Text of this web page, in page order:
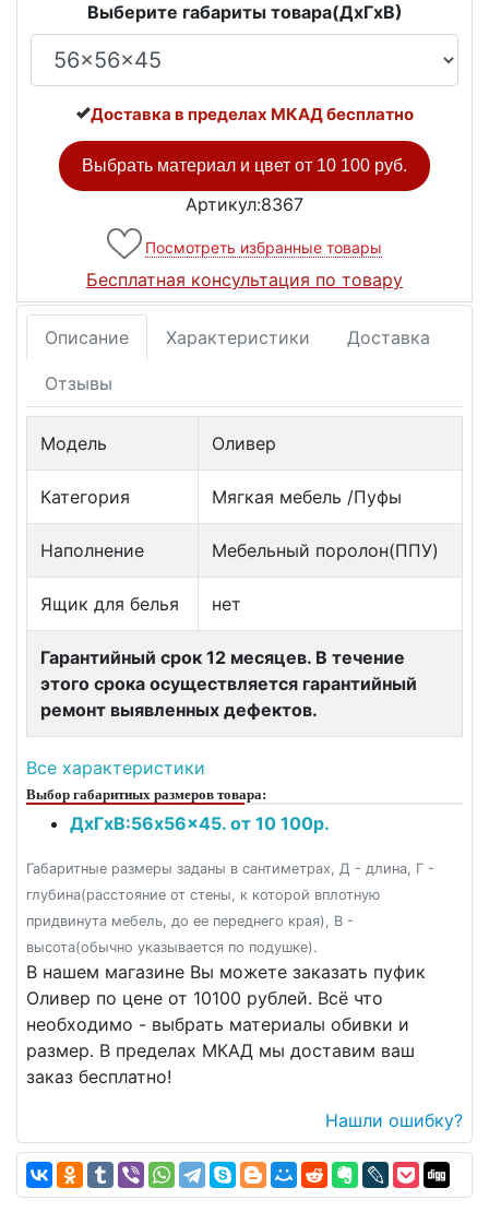
Выберите габариты товара(ДxГxВ)
Доставка в пределах МКАД бесплатно
Выбрать материал и цвет от 10 100 руб.
Артикул:8367
Посмотреть избранные товары
Бесплатная консультация по товару
Описание Характеристики Доставка
Отзывы
Модель Оливер
Категория Мягкая мебель /Пуфы
Наполнение Мебельный поролон(ППУ)
Ящик для белья нет
Гарантийный срок 12 месяцев. В течение
этого срока осуществляется гарантийный
ремонт выявленных дефектов.
Все характеристики
Выбор габаритных размеров товара:
ДxГxВ:56x56x45. от 10 100р.
Габаритные размеры заданы в сантиметрах, Д - длина, Г -
глубина(расстояние от стены, к которой вплотную
придвинута мебель, до ее переднего края), В -
высота(обычно указывается по подушке).
В нашем магазине Вы можете заказать пуфик
Оливер по цене от 10100 рублей. Всё что
необходимо - выбрать материалы обивки и
размер. В пределах МКАД мы доставим ваш
заказ бесплатно!
Нашли ошибку?